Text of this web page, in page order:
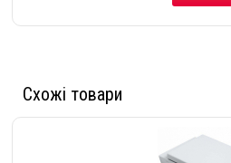
Схожі товари